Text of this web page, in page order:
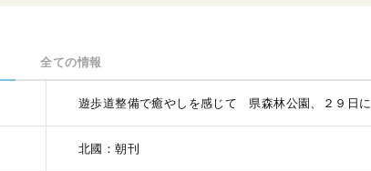
全ての情報
遊歩道整備で癒やしを感じて 県森林公園、２９日に
北國：朝刊